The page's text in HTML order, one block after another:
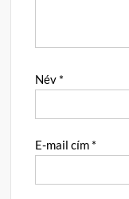
Név *
E-mail cím *